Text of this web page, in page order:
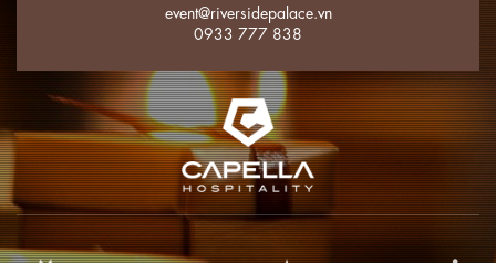
event@riversidepalace.vn
0933 777 838